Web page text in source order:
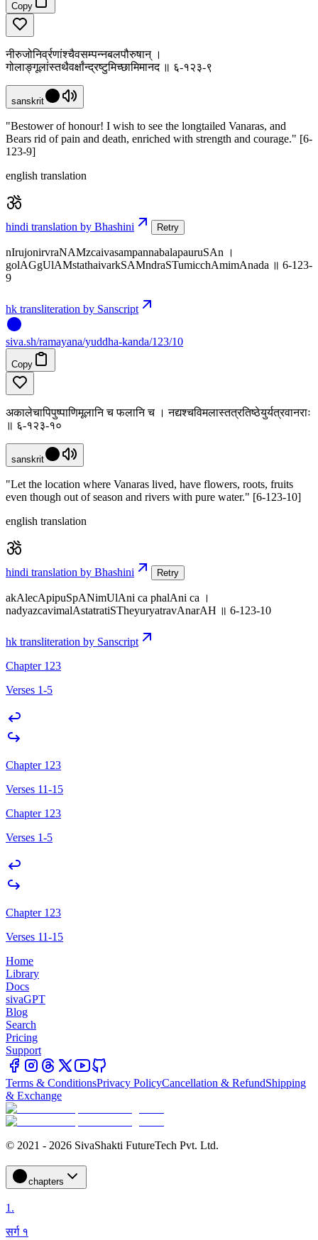
Copy
नीरुजोनिर्व्रणांश्चैवसम्पन्नबलपौरुषान् ।
गोलाङ्गूलांस्तथैवर्क्षांन्द्रष्टुमिच्छामिमानद ॥ ६-१२३-९
sanskrit
"Bestower of honour! I wish to see the longtailed Vanaras, and
Bears rid of pain and death, enriched with strength and courage." [6-
123-9]
english translation
hindi translation by Bhashini Retry
nIrujonirvraNAMzcaivasampannabalapauruSAn ।
golAGgUlAMstathaivarkSAMndraSTumicchAmimAnada ॥ 6-123-
9
hk transliteration by Sanscript
siva.sh/ramayana/yuddha-kanda/123/10
Copy
अकालेचापिपुष्पाणिमूलानि च फलानि च । नद्यश्चविमलास्तत्रतिष्ठेयुर्यत्रवानराः
॥ ६-१२३-१०
sanskrit
"Let the location where Vanaras lived, have flowers, roots, fruits
even though out of season and rivers with pure water." [6-123-10]
english translation
hindi translation by Bhashini Retry
akAlecApipuSpANimUlAni ca phalAni ca ।
nadyazcavimalAstatratiSTheyuryatravAnarAH ॥ 6-123-10
hk transliteration by Sanscript
Chapter 123
Verses 1-5
Chapter 123
Verses 11-15
Chapter 123
Verses 1-5
Chapter 123
Verses 11-15
Home
Library
Docs
sivaGPT
Blog
Search
Pricing
Support
Terms & ConditionsPrivacy PolicyCancellation & RefundShipping
& Exchange
© 2021 - 2026 SivaShakti FutureTech Pvt. Ltd.
chapters
1.
सर्ग १